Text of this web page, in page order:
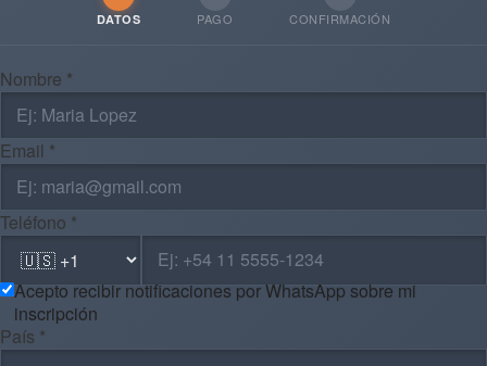
DATOS PAGO CONFIRMACIÓN
Nombre *
Email *
Teléfono *
Acepto recibir notificaciones por WhatsApp sobre mi
inscripción
País *